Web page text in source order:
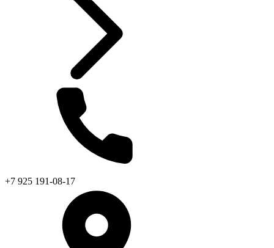
+7 925 191-08-17